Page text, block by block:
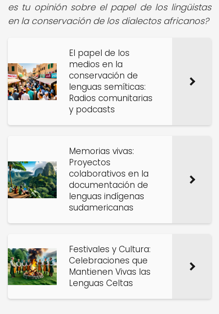
es tu opinión sobre el papel de los lingüistas
en la conservación de los dialectos africanos?
El papel de los
medios en la
conservación de
lenguas semíticas:
Radios comunitarias
y podcasts
Memorias vivas:
Proyectos
colaborativos en la
documentación de
lenguas indígenas
sudamericanas
Festivales y Cultura:
Celebraciones que
Mantienen Vivas las
Lenguas Celtas